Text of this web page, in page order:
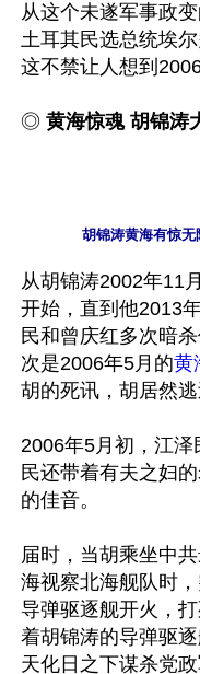
从这个未遂军事政
土耳其民选总统埃
这不禁让人想到
◎ 黄海惊魂 胡锦涛
胡锦涛黄海有惊无
从胡锦涛2002年11
开始，直到他2013
民和曾庆红多次暗
次是2006年5月的黄
胡的死讯，胡居然逃
2006年5月初，江
民还带着有夫之妇
的佳音。
届时，当胡乘坐中
海视察北海舰队时
导弹驱逐舰开火，
着胡锦涛的导弹驱
天化日之下谋杀党